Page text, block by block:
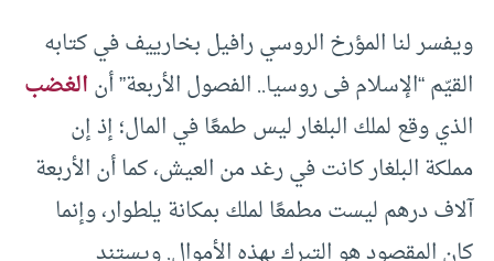
ويفسر لنا المؤرخ الروسي رافيل بخارييف في كتابه
القيّم “الإسلام فى روسيا.. الفصول الأربعة” أنالغضب
الذي وقع لملك البلغار ليس طمعًا في المال؛ إذ إن
مملكة البلغار كانت في رغد من العيش، كما أن الأربعة
آلاف درهم ليست مطمعًا لملك بمكانة يلطوار، وإنما
كان المقصود هو التبرك بهذه الأموال. ويستند